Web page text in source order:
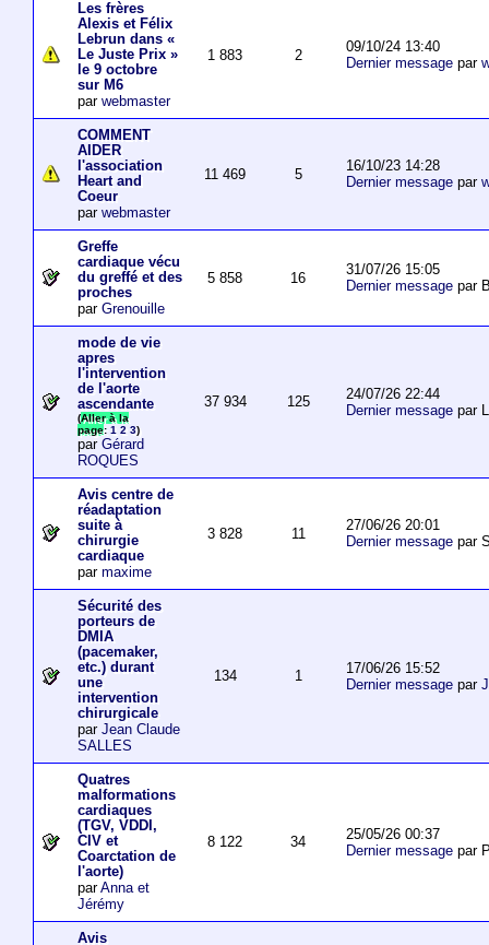
Les frères
Alexis et Félix
Lebrun dans «
Le Juste Prix »
le 9 octobre
sur M6
par webmaster
1 883 2
09/10/24 13:40
Dernier messagepar
COMMENT
AIDER
l'association
Heart and
Coeur
par webmaster
11 469 5
16/10/23 14:28
Dernier messagepar
Greffe
cardiaque vécu
du greffé et des
proches
par Grenouille
5 858 16
31/07/26 15:05
Dernier messagepar
mode de vie
apres
l'intervention
de l'aorte
ascendante
(Aller à la
page: 1 2 3)
par Gérard
ROQUES
37 934 125
24/07/26 22:44
Dernier messagepar
Avis centre de
réadaptation
suite à
chirurgie
cardiaque
par maxime
3 828 11
27/06/26 20:01
Dernier messagepar
Sécurité des
porteurs de
DMIA
(pacemaker,
etc.) durant
une
intervention
chirurgicale
par Jean Claude
SALLES
134 1
17/06/26 15:52
Dernier messagepar
Quatres
malformations
cardiaques
(TGV, VDDI,
CIV et
Coarctation de
l'aorte)
parAnna et
Jérémy
8 122 34
25/05/26 00:37
Dernier messagepar
Avis